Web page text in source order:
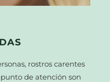
rostros carentes
de atención son